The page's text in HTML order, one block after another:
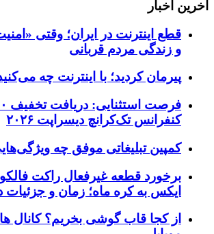
آخرین اخبار
قطع اینترنت در ایران؛ وقتی
و زندگی مردم قربانی
پیرمان کردید؛ با اینترنت چه
کنفرانس تک‌کرانچ دیسراپت ۲۰۲۶
کمپین تبلیغاتی موفق چه
ایکس به کره ماه؛ زمان و جزئیات
از کجا قاب گوشی بخریم؟ کانال